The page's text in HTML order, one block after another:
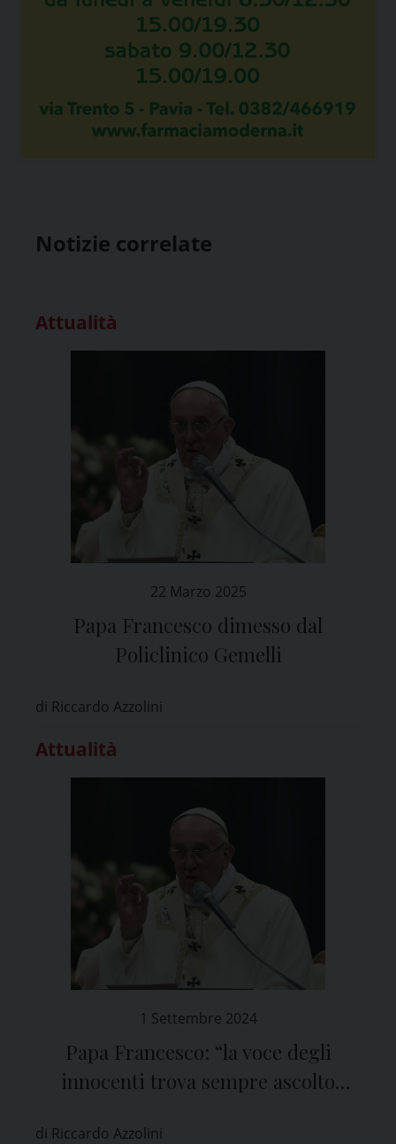
Notizie correlate
Attualità
22 Marzo 2025
Papa Francesco dimesso dal
Policlinico Gemelli
di Riccardo Azzolini
Attualità
1 Settembre 2024
Papa Francesco: “la voce degli
innocenti trova sempre ascolto
di Riccardo Azzolini